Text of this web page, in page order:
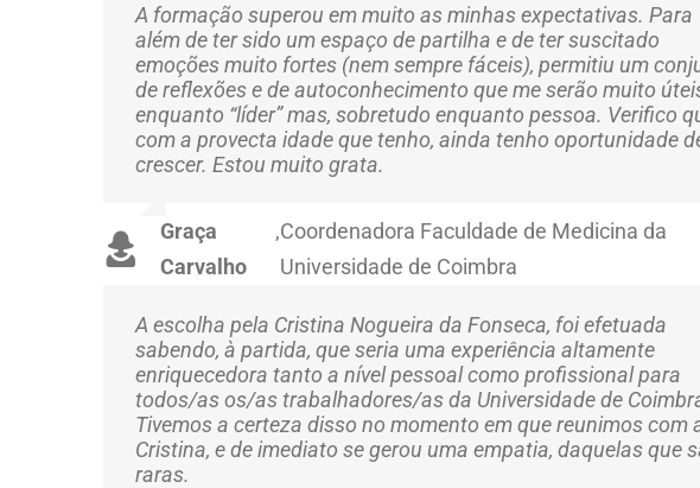
A formação superou em muito as minhas expectativas. Para
além de ter sido um espaço de partilha e de ter suscitado
emoções muito fortes (nem sempre fáceis), permitiu um
de reflexões e de autoconhecimento que me serão muito
enquanto “líder” mas, sobretudo enquanto pessoa. Verifico
com a provecta idade que tenho, ainda tenho oportunidade
crescer. Estou muito grata.
Graça
Carvalho
,Coordenadora Faculdade de Medicina da
Universidade de Coimbra
A escolha pela Cristina Nogueira da Fonseca, foi efetuada
sabendo, à partida, que seria uma experiência altamente
enriquecedora tanto a nível pessoal como profissional para
todos/as os/as trabalhadores/as da Universidade de
Tivemos a certeza disso no momento em que reunimos com
Cristina, e de imediato se gerou uma empatia, daquelas que
raras.